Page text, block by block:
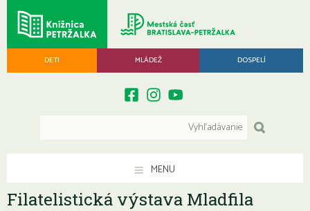
DETI MLÁDEŽ DOSPELÍ
MENU
Filatelistická výstava Mladfila